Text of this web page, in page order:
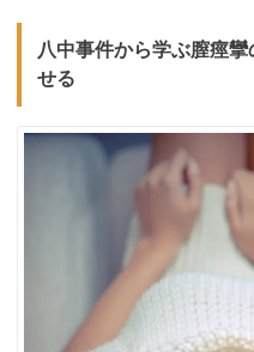
八中事件から学ぶ膣痙
せる